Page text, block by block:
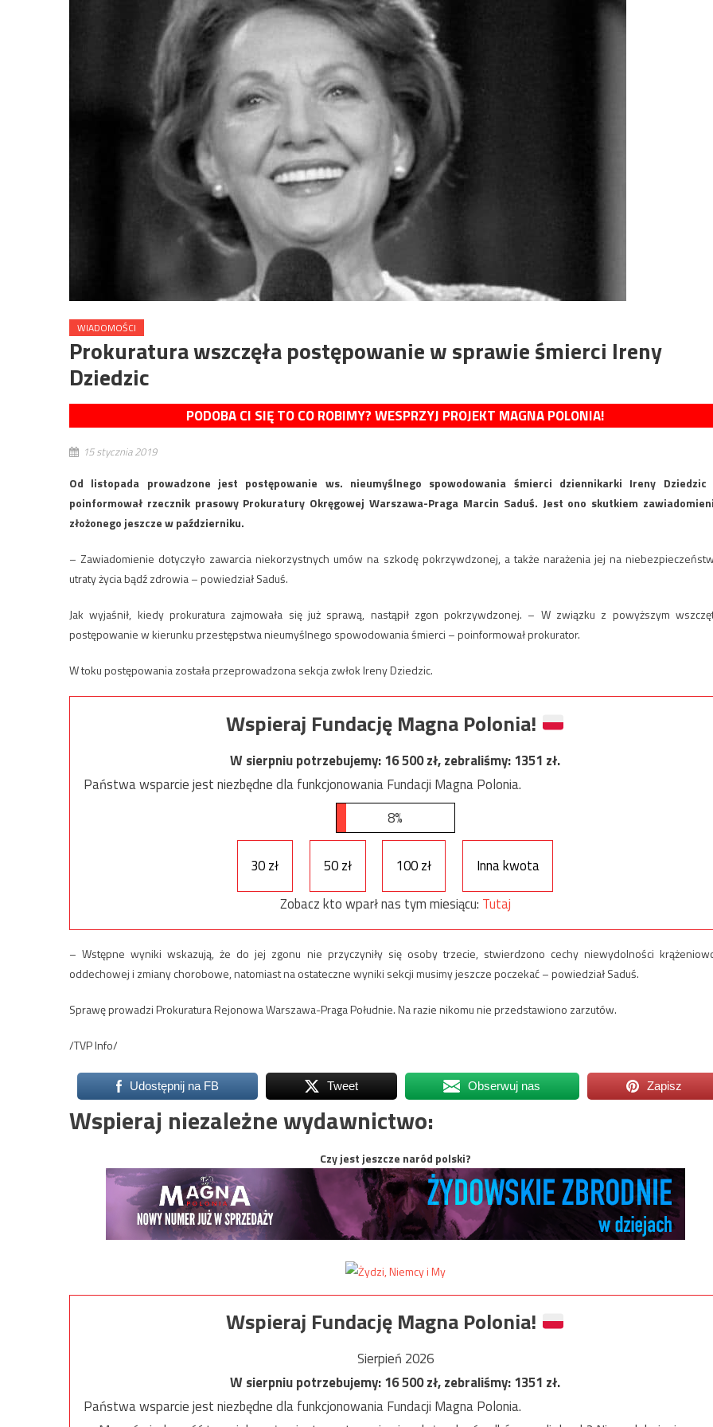
WIADOMOŚCI
Prokuratura wszczęła postępowanie w sprawie śmierci Ireny
Dziedzic
PODOBA CI SIĘ TO CO ROBIMY? WESPRZYJ PROJEKT MAGNA POLONIA!
15 stycznia 2019
Od listopada prowadzone jest postępowanie ws. nieumyślnego spowodowania śmierci dziennikarki Ireny
poinformował rzecznik prasowy Prokuratury Okręgowej Warszawa-Praga Marcin Saduś. Jest ono skutkiem
złożonego jeszcze w październiku.
– Zawiadomienie dotyczyło zawarcia niekorzystnych umów na szkodę pokrzywdzonej, a także narażenia jej na
utraty życia bądź zdrowia – powiedział Saduś.
Jak wyjaśnił, kiedy prokuratura zajmowała się już sprawą, nastąpił zgon pokrzywdzonej. – W związku z powyższym
postępowanie w kierunku przestępstwa nieumyślnego spowodowania śmierci – poinformował prokurator.
W toku postępowania została przeprowadzona sekcja zwłok Ireny Dziedzic.
Wspieraj Fundację Magna Polonia!
W sierpniu potrzebujemy:16 500zł, zebraliśmy:1351 zł.
Państwa wsparcie jest niezbędne dla funkcjonowania Fundacji Magna Polonia.
8%
30 zł 50 zł 100 zł
Inna kwota
Zobacz kto wparł nas tym miesiącu: Tutaj
– Wstępne wyniki wskazują, że do jej zgonu nie przyczyniły się osoby trzecie, stwierdzono cechy niewydolności
oddechowej i zmiany chorobowe, natomiast na ostateczne wyniki sekcji musimy jeszcze poczekać – powiedział Saduś.
Sprawę prowadzi Prokuratura Rejonowa Warszawa-Praga Południe. Na razie nikomu nie przedstawiono zarzutów.
/TVP Info/
Udostępnij na FB Tweet Obserwuj nas Zapisz
Wspieraj niezależne wydawnictwo:
Czy jest jeszcze naród polski?
Wspieraj Fundację Magna Polonia!
Sierpień 2026
W sierpniu potrzebujemy:16 500zł, zebraliśmy:1351 zł.
Państwa wsparcie jest niezbędne dla funkcjonowania Fundacji Magna Polonia.